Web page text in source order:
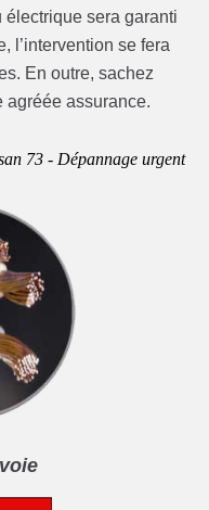
électrique sera garanti
l’intervention se fera
En outre, sachez
agréée assurance.
73 - Dépannage urgent